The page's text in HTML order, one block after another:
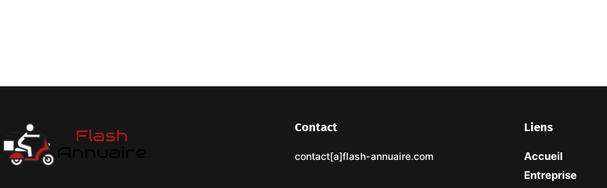
Contact
contact[a]flash-annuaire.com
Liens
Accueil
Entreprise